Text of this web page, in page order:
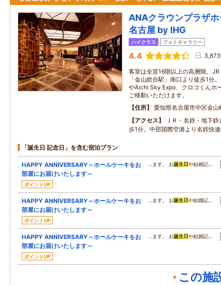
ANAクラウンプラザ
名古屋 by IHG
ハイクラス フォトギャラリー
4.4
客室は全室16階以上の高層階。
「金山総合駅」南口より徒歩1分
やAichi Sky Expo、クロコくんホ
ご移動いただけます。
住所
愛知県名古屋市中区金
アクセス
ＪＲ・名鉄・地下
歩1分。中部国際空港より名鉄快
「誕生日 記念日」を含む宿泊プラン
HAPPY ANNIVERSARY～ホールケーキをお
部屋にお届けいたします～
ポイントUP
…ます。 お誕生日や結婚記…
HAPPY ANNIVERSARY～ホールケーキをお
部屋にお届けいたします～
ポイントUP
…ます。 お誕生日や結婚記…
HAPPY ANNIVERSARY～ホールケーキをお
部屋にお届けいたします～
ポイントUP
…ます。 お誕生日や結婚記…
この施